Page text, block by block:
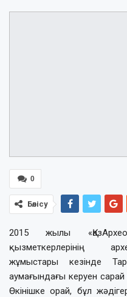
0
Бөлісу
2015 жылы
қызметкерлерінің
жұмыстары кезінде
аумағындағы керуен
Өкінішке орай, бұл